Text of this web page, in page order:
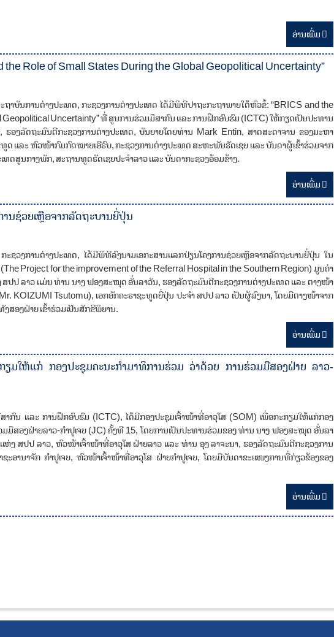
ອ່ານ​ເພີ່ມ
Role of Small States During the Global Geopolitical Uncertainty”
າບັນການຕ່າງປະເທດ, ກະຊວງການຕ່າງປະເທດ ໄດ້ມີພິທີປາຖະກະຖາພາຍໃຕ້ຫົວຂໍ້: “BRICS and the
Geopolitical Uncertainty” ທີ່ ສູນການຮ່ວມມືສາກົນ ແລະ ການຝຶກອົບຮົມ (ICTC) ໃຫ້ກຽດເປັນປະທານ
ງລັດຖະມົນຕີກະຊວງການຕ່າງປະເທດ, ບັນຍາຍໂດຍທ່ານ Mark Entin, ສາດສະດາຈານ ຂອງມະຫາ
ດ ແລະ ຫົວໜ້າກົມກົດໝາຍເອີຣົບ, ກະຊວງການຕ່າງປະເທດ ສະຫະພັນຣັດເຊຍ ແລະ ບັນດາຜູ້ເຂົ້າຮ່ວມຈາກ
ດສູນກາງພັກ, ສະຖານທູດຣັດເຊຍປະຈໍາລາວ ແລະ ບັນດາກະຊວງອ້ອມຂ້າງ.
ອ່ານ​ເພີ່ມ
ນຊ່ວຍເຫຼືອຈາກລັດຖະບານຍີ່ປຸ່ນ
ວງການຕ່າງປະເທດ, ໄດ້ມີພິທີ​ລົງ​ນາມເອກະສານແລກປ່ຽນໂຄງການຊ່ວຍເຫຼືອຈາກລັດຖະບານຍີ່ປຸ່ນ ໃນ
Project for the improvement of the Referral Hospital in the Southern Region) ມູນຄ່າ
ສປປ ລາວ ແມ່ນ ທ່ານ ນາງ ຟອງສະໝຸດ ອັ່ນລາວັນ, ຮອງ​ລັດ​ຖະ​ມົນ​ຕີ​ກະ​ຊວງ​ການ​ຕ່າງ​ປະ​ເທດ ແລະ ຕາງ​ໜ້າ​​
KOIZUMI Tsutomu), ເອກອັກຄະຣາຊະທູດຍີ່ປຸ່ນ ປະຈໍາ ສປປ ລາວ ເປັນ​ຜູ້​ລົງ​ນາ, ໂດຍມີຕາງໜ້າຈາກ
ສອງຝ່າຍ ເຂົ້າຮ່ວມເປັນສັກຂີພິຍານ.
ອ່ານ​ເພີ່ມ
ຽມໃຫ້ແກ່ ກອງປະຊຸມຄະນະກຳມາທິການຮ່ວມ ວ່າດ້ວຍ ການຮ່ວມມືສອງຝ່າຍ ລາວ-
ນ ແລະ ການຝຶກອົບຮົມ (ICTC), ໄດ້ມີກອງປະຊຸມເຈົ້າໜ້າທີ່ອາວຸໂສ (SOM) ເພື່ອກະກຽມໃຫ້ແກ່ກອງ
ມືສອງຝ່າຍລາວ-ກຳປູເຈຍ (JC) ຄັ້ງທີ 15, ໂດຍການເປັນປະທານຮ່ວມຂອງ ທ່ານ ນາງ ຟອງສະໝຸດ ອັ່ນລາ
ງ ສປປ ລາວ, ຫົວໜ້າເຈົ້າໜ້າທີ່ອາວຸໂສ ຝ່າຍລາວ ແລະ ທ່ານ ອຸງ ລາຈະນາ, ຮອງລັດຖະມົນຕີກະຊວງການ
ອານາຈັກ ກຳປູເຈຍ, ຫົວໜ້າເຈົ້າໜ້າທີ່ອາວຸໂສ ຝ່າຍກຳປູເຈຍ, ໂດຍມີບັນດາຂະແໜງການທີ່ກ່ຽວຂ້ອງຂອງ
ອ່ານ​ເພີ່ມ